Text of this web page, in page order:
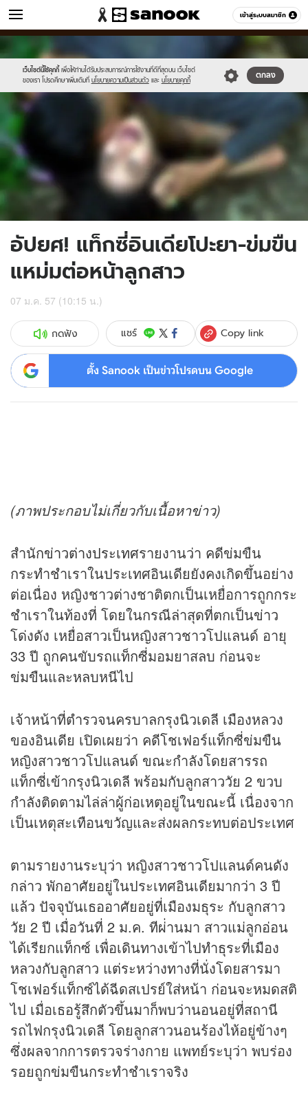
เข้าสู่ระบบสมาชิก
ข่าว หมวดอื่นๆ
เว็บไซต์นี้ใช้คุกกี้ เพื่อให้ท่านได้รับประสบการณ์การใช้งานที่ดีที่สุดบน เว็บไซต์
ของเรา โปรดศึกษาเพิ่มเติมที่ นโยบายความเป็นส่วนตัว และ นโยบายคุกกี้
ตกลง
new-
sanook.png
//s.isanook.com/ns/0/ud/278/1393509/news06-
1.jpg
อัปยศ! แท็กซี่อินเดียโปะยา-ข่มขืน
แหม่มต่อหน้าลูกสาว
07 ม.ค. 57 (10:15 น.)
กดฟัง แชร์ Copy link
ตั้ง Sanook เป็นข่าวโปรดบน Google
(ภาพประกอบไม่เกี่ยวกับเนื้อหาข่าว)
สำนักข่าวต่างประเทศรายงานว่า คดีข่มขืน
กระทำชำเราในประเทศอินเดียยังคงเกิดขึ้นอย่าง
ต่อเนื่อง หญิงชาวต่างชาติตกเป็นเหยื่อการถูกกระ
ชำเราในท้องที่ โดยในกรณีล่าสุดที่ตกเป็นข่าว
โด่งดัง เหยื่อสาวเป็นหญิงสาวชาวโปแลนด์ อายุ
33 ปี ถูกคนขับรถแท็กซี่มอมยาสลบ ก่อนจะ
ข่มขืนและหลบหนีไป
เจ้าหน้าที่ตำรวจนครบาลกรุงนิวเดลี เมืองหลวง
ของอินเดีย เปิดเผยว่า คดีโชเฟอร์แท็กซี่ข่มขืน
หญิงสาวชาวโปแลนด์ ขณะกำลังโดยสารรถ
แท็กซี่เข้ากรุงนิวเดลี พร้อมกับลูกสาววัย 2 ขวบ
กำลังติดตามไล่ล่าผู้ก่อเหตุอยู่ในขณะนี้ เนื่องจาก
เป็นเหตุสะเทือนขวัญและส่งผลกระทบต่อประเทศ
ตามรายงานระบุว่า หญิงสาวชาวโปแลนด์คนดัง
กล่าว พักอาศัยอยู่ในประเทศอินเดียมากว่า 3 ปี
แล้ว ปัจจุบันเธออาศัยอยู่ที่เมืองมธุระ กับลูกสาว
วัย 2 ปี เมื่อวันที่ 2 ม.ค. ทีผ่่านมา สาวแม่ลูกอ่อน
ได้เรียกแท็กซ์ เพื่อเดินทางเข้าไปทำธุระที่เมือง
หลวงกับลูกสาว แต่ระหว่างทางที่นั่งโดยสารมา
โชเฟอร์แท็กซ์ได้ฉีดสเปรย์ใส่หน้า ก่อนจะหมดสติ
ไป เมื่อเธอรู้สึกตัวขึ้นมาก็พบว่านอนอยู่ที่สถานี
รถไฟกรุงนิวเดลี โดยลูกสาวนอนร้องไห้อยู่ข้างๆ
ซึ่งผลจากการตรวจร่างกาย แพทย์ระบุว่า พบร่อง
รอยถูกข่มขืนกระทำชำเราจริง